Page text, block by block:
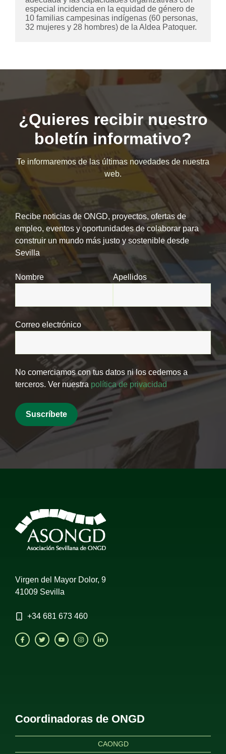
especial incidencia en la equidad de género de
10 familias campesinas indígenas (60 personas,
32 mujeres y 28 hombres) de la Aldea Patoquer.
¿Quieres recibir nuestro
boletín informativo?
Te informaremos de las últimas novedades de nuestra
web.
Recibe noticias de ONGD, proyectos, ofertas de
empleo, eventos y oportunidades de colaborar para
construir un mundo más justo y sostenible desde
Sevilla
Nombre Apellidos
Correo electrónico
No comerciamos con tus datos ni los cedemos a
terceros. Ver nuestra política de privacidad
Virgen del Mayor Dolor, 9
41009 Sevilla
+34 681 673 460
Coordinadoras de ONGD
CAONGD